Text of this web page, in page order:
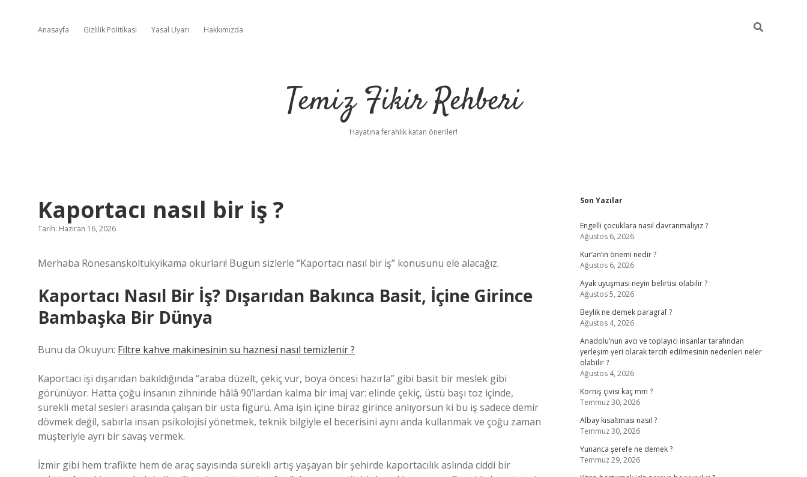
Anasayfa Gizlilik Politikası Yasal Uyarı Hakkımızda
Temiz Fikir Rehberi
Hayatına ferahlık katan öneriler!
Kaportacı nasıl bir iş ?
Tarih: Haziran 16, 2026
Merhaba Ronesanskoltukyikama okurları! Bugün sizlerle “Kaportacı nasıl bir iş” konusunu ele alacağız.
Kaportacı Nasıl Bir İş? Dışarıdan Bakınca Basit, İçine Girince
Bambaşka Bir Dünya
Bunu da Okuyun: Filtre kahve makinesinin su haznesi nasıl temizlenir ?
Kaportacı işi dışarıdan bakıldığında “araba düzelt, çekiç vur, boya öncesi hazırla” gibi basit bir meslek gibi
görünüyor. Hatta çoğu insanın zihninde hâlâ 90’lardan kalma bir imaj var: elinde çekiç, üstü başı toz içinde,
sürekli metal sesleri arasında çalışan bir usta figürü. Ama işin içine biraz girince anlıyorsun ki bu iş sadece demir
dövmek değil, sabırla insan psikolojisi yönetmek, teknik bilgiyle el becerisini aynı anda kullanmak ve çoğu zaman
müşteriyle ayrı bir savaş vermek.
İzmir gibi hem trafikte hem de araç sayısında sürekli artış yaşayan bir şehirde kaportacılık aslında ciddi bir
Sidebar
Son Yazılar
Engelli çocuklara nasıl davranmalıyız ?
Ağustos 6, 2026
Kur’an’ın önemi nedir ?
Ağustos 6, 2026
Ayak uyuşması neyin belirtisi olabilir ?
Ağustos 5, 2026
Beylik ne demek paragraf ?
Ağustos 4, 2026
Anadolu’nun avcı ve toplayıcı insanlar tarafından
yerleşim yeri olarak tercih edilmesinin nedenleri neler
olabilir ?
Ağustos 4, 2026
Korniş çivisi kaç mm ?
Temmuz 30, 2026
Albay kısaltması nasıl ?
Temmuz 30, 2026
Yunanca şerefe ne demek ?
Temmuz 29, 2026